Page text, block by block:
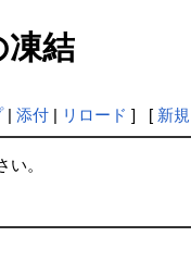
凍結
| 添付| リロード ] [ 新規
。